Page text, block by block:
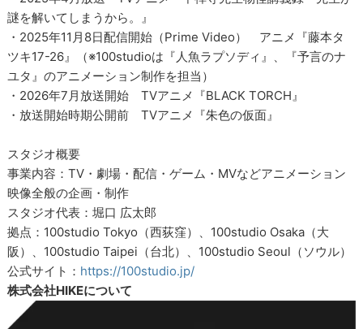
謎を解いてしまうから。』
・2025年11月8日配信開始（Prime Video） アニメ『藤本タ
ツキ17-26』（※100studioは『人魚ラプソディ』、『予言のナ
ユタ』のアニメーション制作を担当）
・2026年7月放送開始 TVアニメ『BLACK TORCH』
・放送開始時期公開前 TVアニメ『朱色の仮面』
スタジオ概要
事業内容：TV・劇場・配信・ゲーム・MVなどアニメーション
映像全般の企画・制作
スタジオ代表：堀口 広太郎
拠点：100studio Tokyo（西荻窪）、100studio Osaka（大
阪）、100studio Taipei（台北）、100studio Seoul（ソウル）
公式サイト： https://100studio.jp/
株式会社HIKEについて